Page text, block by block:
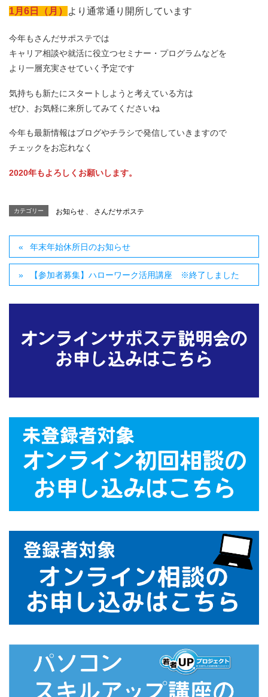
1月6日（月）
より通常通り開所しています
今年もさんだサポステでは
キャリア相談や就活に役立つセミナー・プログラムなどを
より一層充実させていく予定です
気持ちも新たにスタートしようと考えている方は
ぜひ、お気軽に来所してみてくださいね
今年も最新情報はブログやチラシで発信していきますので
チェックをお忘れなく
2020年もよろしくお願いします。
カテゴリー お知らせ 、 さんだサポステ
年末年始休所日のお知らせ
【参加者募集】ハローワーク活用講座 ※終了しました